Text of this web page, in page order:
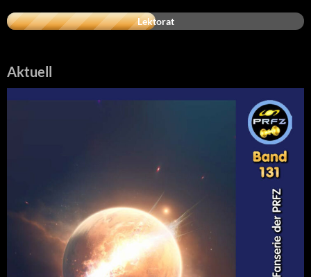
Lektorat
Aktuell